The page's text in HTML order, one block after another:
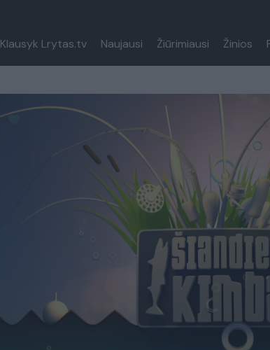
Klausyk Lrytas.tv Naujausi Žiūrimiausi Žinios
Paremkite Ukrainą